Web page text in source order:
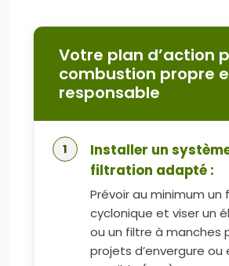
Votre plan d’action
combustion propre
responsable
Installer un
filtration adapté :
Prévoir au minimum un
cyclonique et viser un
ou un filtre à manches
projets d’envergure ou